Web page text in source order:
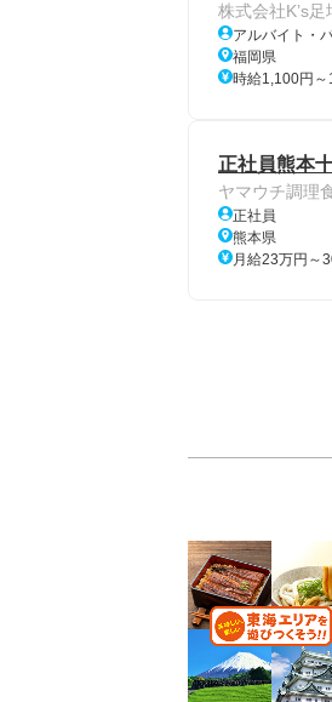
株式会社K’s足
アルバイト・
福岡県
時給1,100円～
正社員熊本
ヤマウチ調理
正社員
熊本県
月給23万円～